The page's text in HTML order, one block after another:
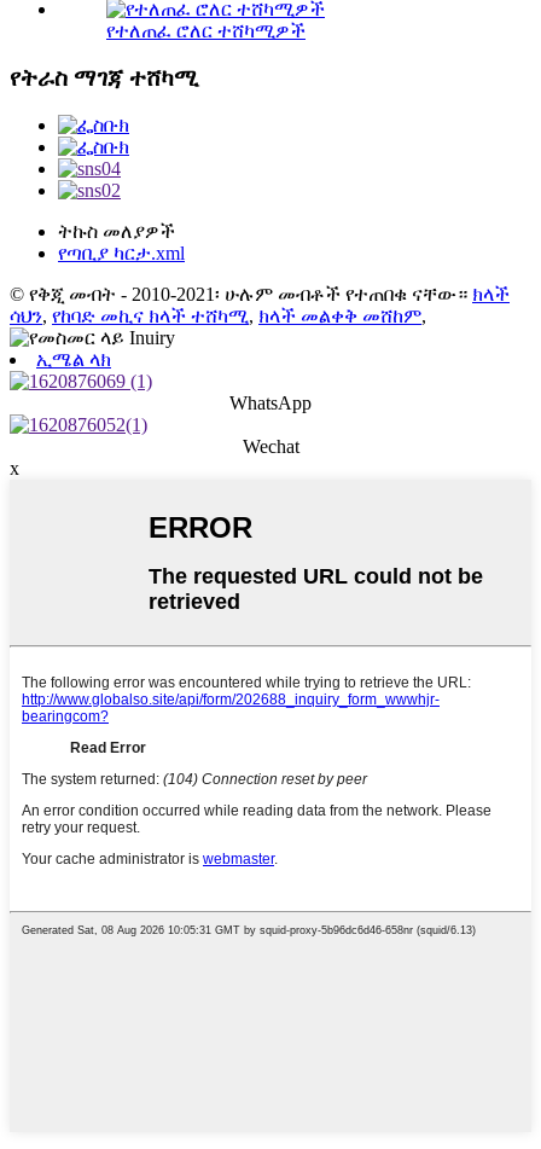
የተለጠፈ ሮለር ተሸካሚዎች
የትራስ ማገጃ ተሸካሚ
ትኩስ መለያዎች
የጣቢያ ካርታ.xml
© የቅጂ መብት - 2010-2021፡ ሁሉም መብቶች የተጠበቁ ናቸው። ክላች
ሳህን, የከባድ መኪና ክላች ተሸካሚ, ክላች መልቀቅ መሸከም,
ኢሜል ላክ
WhatsApp
Wechat
x